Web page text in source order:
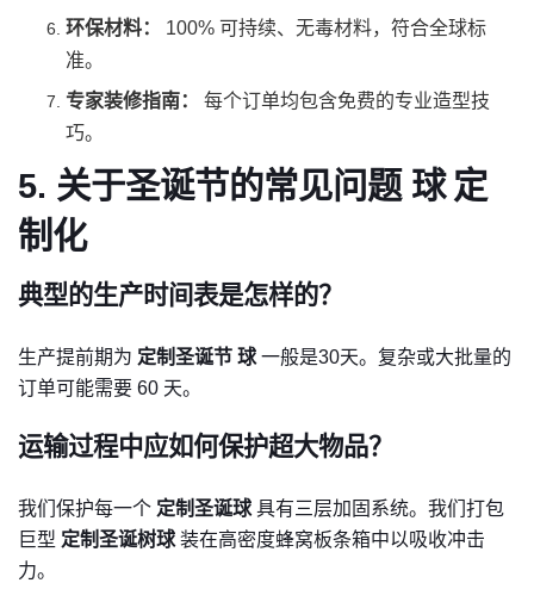
环保材料：
100% 可持续、无毒材料，符合全球标
准。
专家装修指南：
每个订单均包含免费的专业造型技
巧。
5. 关于圣诞节的常见问题 球 定
制化
典型的生产时间表是怎样的？
生产提前期为 定制圣诞节 球 一般是30天。复杂或大批量的
订单可能需要 60 天。
运输过程中应如何保护超大物品？
我们保护每一个 定制圣诞球 具有三层加固系统。我们打包
巨型 定制圣诞树球 装在高密度蜂窝板条箱中以吸收冲击
力。